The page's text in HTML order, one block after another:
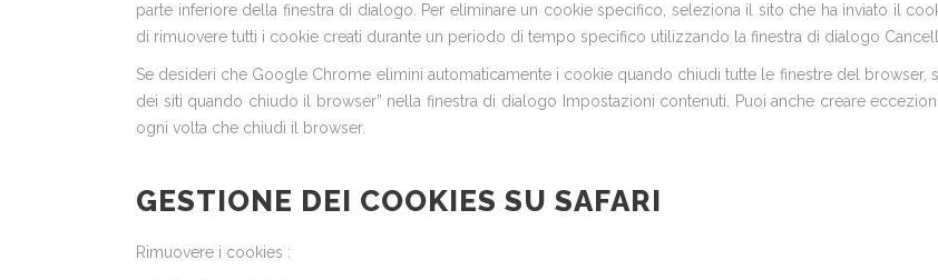
parte inferiore della finestra di dialogo. Per eliminare un cookie specifico, seleziona il sito che ha inviato il
di rimuovere tutti i cookie creati durante un periodo di tempo specifico utilizzando la finestra di dialogo
Se desideri che Google Chrome elimini automaticamente i cookie quando chiudi tutte le finestre del browser,
dei siti quando chiudo il browser” nella finestra di dialogo Impostazioni contenuti. Puoi anche creare
ogni volta che chiudi il browser.
GESTIONE DEI COOKIES SU SAFARI
Rimuovere i cookies :